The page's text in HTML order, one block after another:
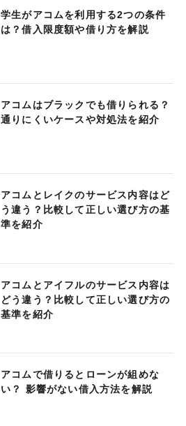
学生がアコムを利用する2つの条件
は？借入限度額や借り方を解説
アコムはブラックでも借りられる？
通りにくいケースや対処法を紹介
アコムとレイクのサービス内容はど
う違う？比較して正しい選び方の基
準を紹介
アコムとアイフルのサービス内容は
どう違う？比較して正しい選び方の
基準を紹介
アコムで借りるとローンが組めな
い？ 影響がない借入方法を解説